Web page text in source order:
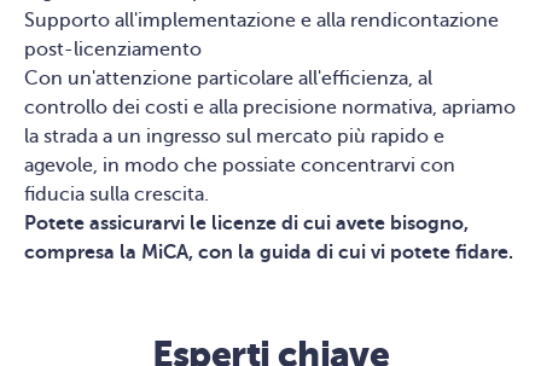
Supporto all'implementazione e alla rendicontazione
post-licenziamento
Con un'attenzione particolare all'efficienza, al
controllo dei costi e alla precisione normativa, apriamo
la strada a un ingresso sul mercato più rapido e
agevole, in modo che possiate concentrarvi con
fiducia sulla crescita.
Potete assicurarvi le licenze di cui avete bisogno,
compresa la MiCA, con la guida di cui vi potete fidare.
Esperti chiave